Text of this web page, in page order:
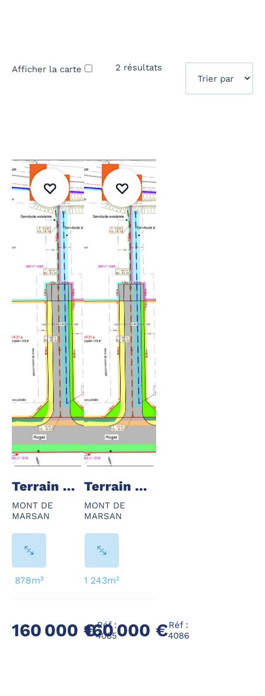
Afficher la carte 2 résultats
vendre
Terrain - 878 m²
MONT DE
MARSAN
878m²
160 000 €Réf :
4085
vendre
Terrain - 1 243 m²
MONT DE
MARSAN
1 243m²
160 000 €Réf :
4086